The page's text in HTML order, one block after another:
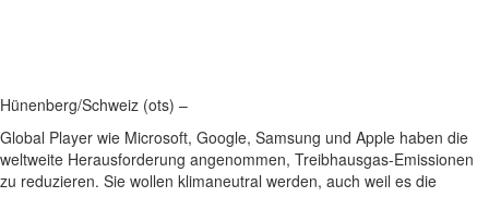
Hünenberg/Schweiz (ots) –
Global Player wie Microsoft, Google, Samsung und Apple haben die
weltweite Herausforderung angenommen, Treibhausgas-Emissionen
zu reduzieren. Sie wollen klimaneutral werden, auch weil es die